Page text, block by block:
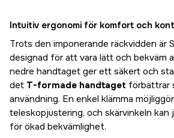
Intuitiv ergonomi för komfort och
Trots den imponerande räckvidden är
designad för att vara lätt och bekväm
nedre handtaget ger ett säkert och
det T-formade handtaget förbättrar
användning. En enkel klämma
teleskopjustering, och skärvinkeln kan
för ökad bekvämlighet.